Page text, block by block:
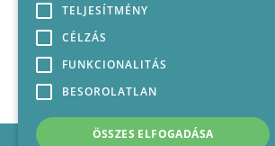
Impresszum
TELJESÍTMÉNY
CÉLZÁS
FUNKCIONALITÁS
BESOROLATLAN
ÖSSZES ELFOGADÁSA